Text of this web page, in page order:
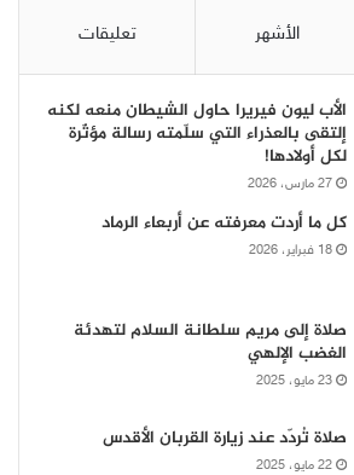
الأشهر تعليقات
الأب ليون فيريرا حاول الشيطان منعه لكنه
إلتقى بالعذراء التي سلّمته رسالة مؤثّرة
لكل أولادها!
27 مارس، 2026
كل ما أردت معرفته عن أربعاء الرماد
18 فبراير، 2026
صلاة إلى مريم سلطانة السلام لتهدئة
الغضب الإلهي
23 مايو، 2025
صلاة تُردّد عند زيارة القربان الأقدس
22 مايو، 2025